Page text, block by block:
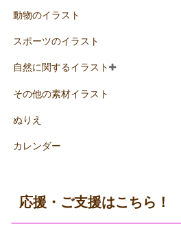
動物のイラスト
スポーツのイラスト
自然に関するイラスト
その他の素材イラスト
ぬりえ
カレンダー
応援・ご支援はこちら！